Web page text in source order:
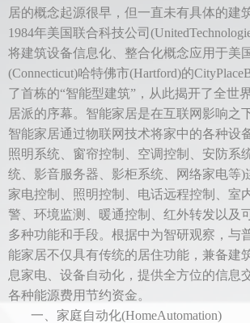
居的概念起源很早，但一直未有具体的建
1984年美国联合科技公司
将建筑设备信息化、整合化概念应用于美
(Connecticut)哈特佛市(Hartford)的
了首栋的“智能型建筑”，从此揭开了全世
居派的序幕。智能家居是在互联网影响之
智能家居通过物联网技术将家中的各种设
照明系统、窗帘控制、空调控制、安防系
统、影音服务器、影柜系统、网络家电等)
家电控制、照明控制、电话远程控制、室
警、环境监测、暖通控制、红外转发以及
多种功能和手段。根据中为智研观察，与
能家居不仅具有传统的居住功能，兼备建
息家电、设备自动化，提供全方位的信息
各种能源费用节约资金。
一、家庭自动化(HomeAutomation)